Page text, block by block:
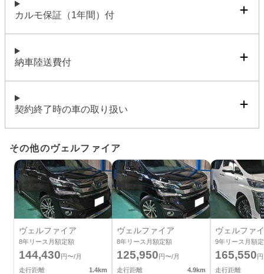
カルモ保証（1年間）付
納車陸送費付
契約終了時の車の取り扱い
その他のヴェルファイア
ヴェルファイア
8年リース月額定額
144,430円〜/月
走行距離
1.4km
ヴェルファイア
8年リース月額定額
125,950円〜/月
走行距離
4.9km
ヴェルファ
9年リース月額
165,550
走行距離